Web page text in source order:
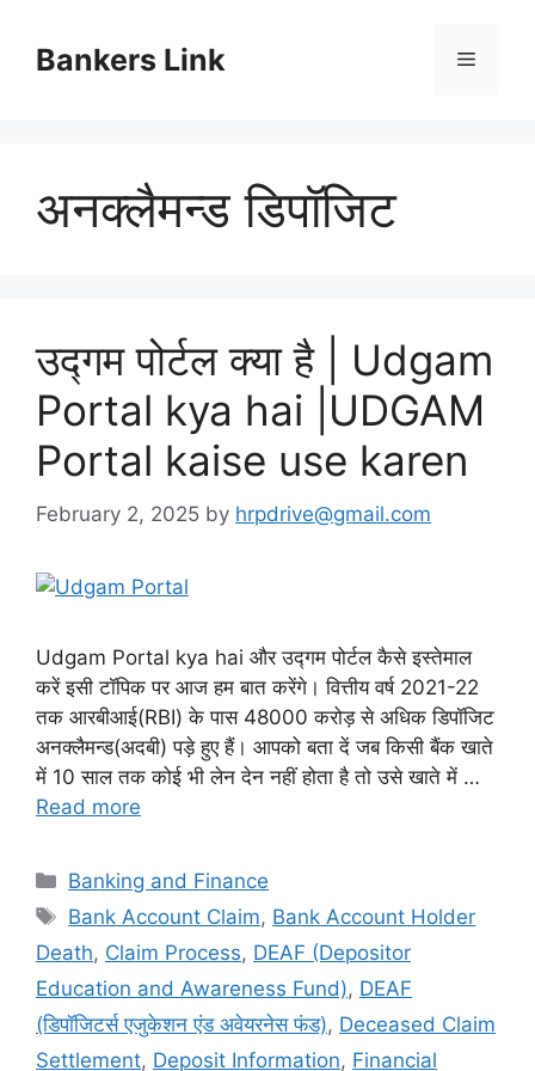
contentBankers Link Menu
अनक्लैमन्ड डिपॉजिट
उद्गम पोर्टल क्या है | Udgam
Portal kya hai |UDGAM
Portal kaise use karen
February 2, 2025 by hrpdrive@gmail.com
Udgam Portal kya hai और उद्गम पोर्टल कैसे इस्तेमाल
करें इसी टॉपिक पर आज हम बात करेंगे। वित्तीय वर्ष 2021-22
तक आरबीआई(RBI) के पास 48000 करोड़ से अधिक डिपॉजिट
अनक्लैमन्ड(अदबी) पड़े हुए हैं। आपको बता दें जब किसी बैंक खाते
में 10 साल तक कोई भी लेन देन नहीं होता है तो उसे खाते में …
Read more
Categories
Banking and Finance
Tags
Bank Account Claim, Bank Account Holder
Death, Claim Process, DEAF (Depositor
Education and Awareness Fund), DEAF
(डिपॉजिटर्स एजुकेशन एंड अवेयरनेस फंड), Deceased Claim
Settlement, Deposit Information, Financial